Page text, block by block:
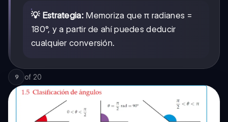
💡 Estrategia:Memoriza que π radianes =
180°, y a partir de ahí puedes deducir
cualquier conversión.
9 of 20